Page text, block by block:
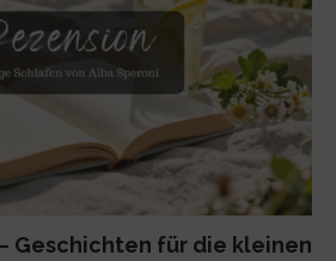
Geschichten für die kleinen